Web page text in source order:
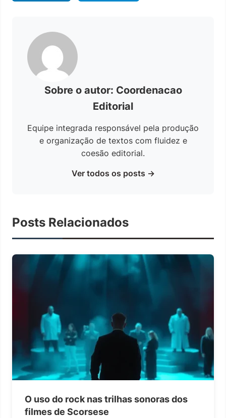
Sobre o autor: Coordenacao
Editorial
Equipe integrada responsável pela produção
e organização de textos com fluidez e
coesão editorial.
Ver todos os posts →
Posts Relacionados
O uso do rock nas trilhas sonoras dos
filmes de Scorsese